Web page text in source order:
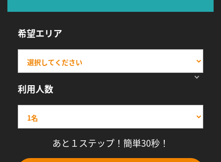
希望エリア
利用人数
あと１ステップ！簡単30秒！